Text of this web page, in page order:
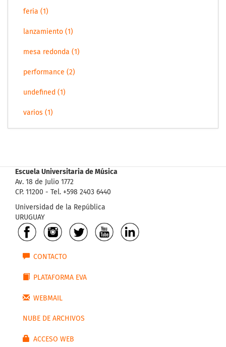
feria (1)
lanzamiento (1)
mesa redonda (1)
performance (2)
undefined (1)
varios (1)
Escuela Universitaria de Música
Av. 18 de Julio 1772
CP. 11200 - Tel. +598 2403 6440
Universidad de la República
URUGUAY
CONTACTO
PLATAFORMA EVA
WEBMAIL
NUBE DE ARCHIVOS
ACCESO WEB